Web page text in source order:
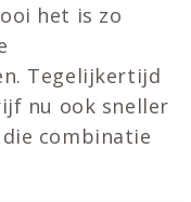
het is zo
Tegelijkertijd
nu ook sneller
combinatie